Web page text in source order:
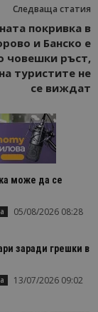
Следваща статия
покривка в
и Банско е
човешки ръст,
туристите не
се виждат
може да се
05/08/2026 08:28
заради грешки в
13/07/2026 09:02